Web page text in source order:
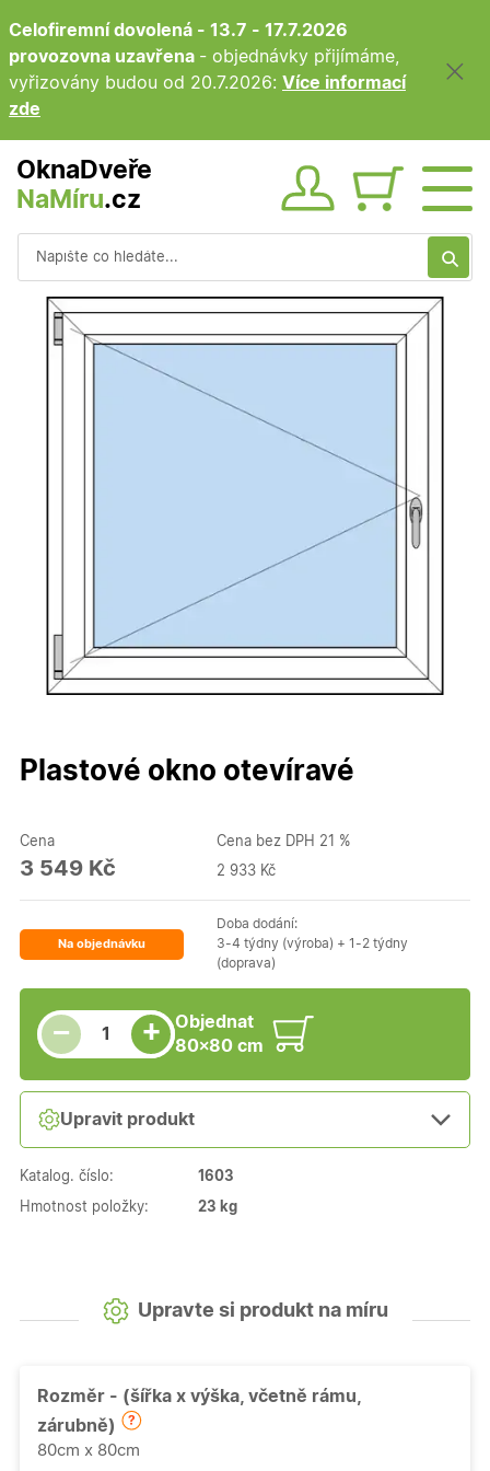
Celofiremní dovolená - 13.7 - 17.7.2026
provozovna uzavřena - objednávky přijímáme,
vyřizovány budou od 20.7.2026: Více informací
zde
OknaDveře
NaMíru.cz Obsah
Vyhledávání
Plastové okno otevíravé
Cena
3 549 Kč
Cena bez DPH 21 %
2 933 Kč
Na objednávku
Doba dodání:
3-4 týdny (výroba) + 1-2 týdny
(doprava)
−
Snížit množství
Počet kusů +
Zvýšit množství
Objednat
80×80 cm
Upravit produkt
Katalog. číslo: 1603
Hmotnost položky: 23 kg
Upravte si produkt na míru
Rozměr - (šířka x výška, včetně rámu,
zárubně)
80cm x 80cm